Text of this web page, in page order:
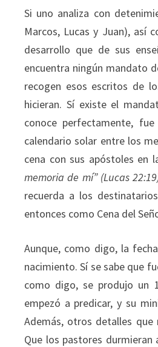
Si uno analiza con
Marcos, Lucas y Juan), así
desarrollo que de sus
encuentra ningún mandato
recogen esos escritos de
hicieran. Sí existe el
conoce perfectamente,
calendario solar entre los
cena con sus apóstoles en
memoria de mí” (Lucas
recuerda a los
entonces como Cena del
Aunque, como digo, la
nacimiento. Sí se sabe que
como digo, se produjo un
empezó a predicar, y su
Además, otros detalles que
Que los pastores